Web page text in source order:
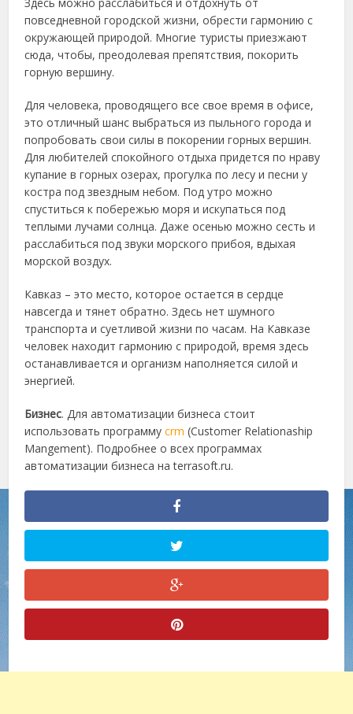
повседневной городской жизни, обрести гармонию с
окружающей природой. Многие туристы приезжают
сюда, чтобы, преодолевая препятствия, покорить
горную вершину.
Для человека, проводящего все свое время в офисе,
это отличный шанс выбраться из пыльного города и
попробовать свои силы в покорении горных вершин.
Для любителей спокойного отдыха придется по нраву
купание в горных озерах, прогулка по лесу и песни у
костра под звездным небом. Под утро можно
спуститься к побережью моря и искупаться под
теплыми лучами солнца. Даже осенью можно сесть и
расслабиться под звуки морского прибоя, вдыхая
морской воздух.
Кавказ – это место, которое остается в сердце
навсегда и тянет обратно. Здесь нет шумного
транспорта и суетливой жизни по часам. На Кавказе
человек находит гармонию с природой, время здесь
останавливается и организм наполняется силой и
энергией.
Бизнес. Для автоматизации бизнеса стоит
использовать программуcrm (Customer Relationaship
Mangement). Подробнее о всех программах
автоматизации бизнеса на terrasoft.ru.